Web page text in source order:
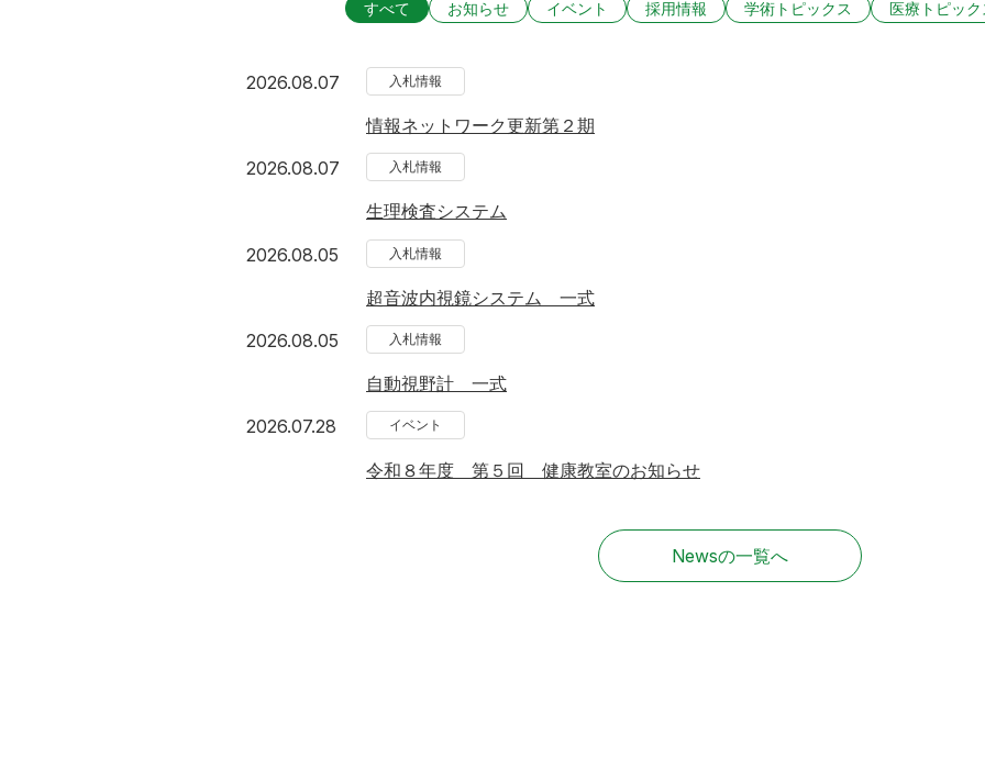
すべて お知らせ イベント 採用情報 学術トピックス 医療トピック
2026.08.07 2026年8月7日
入札情報
情報ネットワーク更新第２期
2026.08.07 2026年8月7日
入札情報
生理検査システム
2026.08.05 2026年8月5日
入札情報
超音波内視鏡システム 一式
2026.08.05 2026年8月5日
入札情報
自動視野計 一式
2026.07.28 2026年7月28日
イベント
令和８年度 第５回 健康教室のお知らせ
Newsの一覧へ